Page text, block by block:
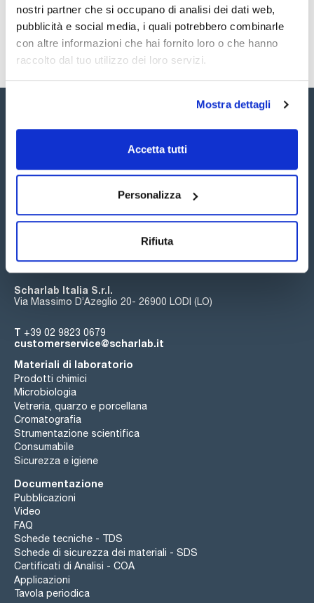
nostri partner che si occupano di analisi dei dati web,
pubblicità e social media, i quali potrebbero combinarle
con altre informazioni che hai fornito loro o che hanno
raccolto dal tuo utilizzo dei loro servizi.
Mostra dettagli
Accetta tutti
Personalizza
Rifiuta
Registrati per i download
Seguici:
Iscriviti alla Newsletter
Scharlab Italia S.r.l.
Via Massimo D’Azeglio 20- 26900 LODI (LO)
T +39 02 9823 0679
customerservice@scharlab.it
Materiali di laboratorio
Prodotti chimici
Microbiologia
Vetreria, quarzo e porcellana
Cromatografia
Strumentazione scientifica
Consumabile
Sicurezza e igiene
Documentazione
Pubblicazioni
Video
FAQ
Schede tecniche - TDS
Schede di sicurezza dei materiali - SDS
Certificati di Analisi - COA
Applicazioni
Tavola periodica